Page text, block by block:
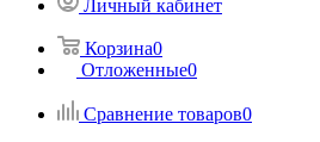
Личный кабинет
Корзина0
Отложенные0
Сравнение товаров0